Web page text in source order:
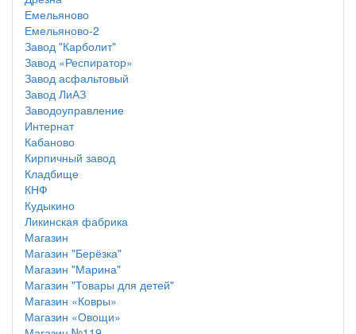
Емельяново
Емельяново-2
Завод "Карболит"
Завод «Респиратор»
Завод асфальтовый
Завод ЛиАЗ
Заводоуправление
Интернат
Кабаново
Кирпичный завод
Кладбище
КНФ
Кудыкино
Ликинская фабрика
Магазин
Магазин "Берёзка"
Магазин "Марина"
Магазин "Товары для детей"
Магазин «Ковры»
Магазин «Овощи»